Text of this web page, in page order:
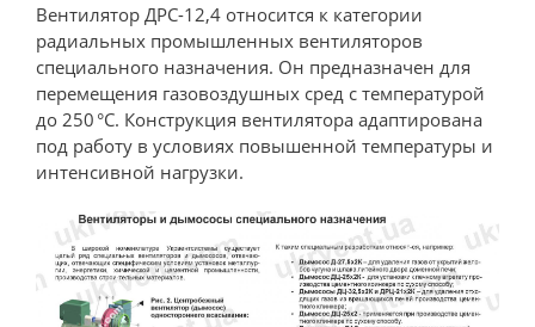
Вентилятор ДРС-12,4 относится к категории
радиальных промышленных вентиляторов
специального назначения. Он предназначен для
перемещения газовоздушных сред с температурой
до 250 °С. Конструкция вентилятора адаптирована
под работу в условиях повышенной температуры и
интенсивной нагрузки.